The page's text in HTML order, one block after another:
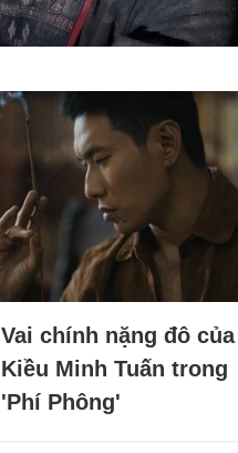
Vai chính nặng đô của
Kiều Minh Tuấn trong
'Phí Phông'